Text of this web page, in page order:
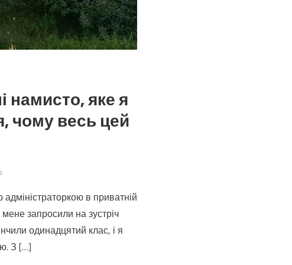
намисто, яке я
чому весь цей
до
випускному
вчителька
повернула
мені
в приватній
мене запросили на зустріч
одинадцятий клас, і я
З […]